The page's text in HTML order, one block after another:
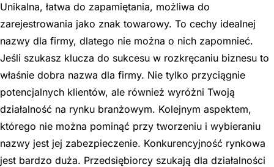
Unikalna, łatwa do zapamiętania, możliwa do
zarejestrowania jako znak towarowy. To cechy idealnej
nazwy dla firmy, dlatego nie można o nich zapomnieć.
Jeśli szukasz klucza do sukcesu w rozkręcaniu biznesu to
właśnie dobra nazwa dla firmy. Nie tylko przyciągnie
potencjalnych klientów, ale również wyróżni Twoją
działalność na rynku branżowym. Kolejnym aspektem,
którego nie można pominąć przy tworzeniu i wybieraniu
nazwy jest jej zabezpieczenie. Konkurencyjność rynkowa
jest bardzo duża. Przedsiębiorcy szukają dla działalności